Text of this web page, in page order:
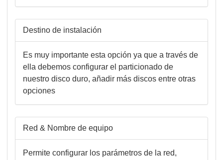
Destino de instalación
Es muy importante esta opción ya que a través de
ella debemos configurar el particionado de
nuestro disco duro, añadir más discos entre otras
opciones
Red & Nombre de equipo
Permite configurar los parámetros de la red,